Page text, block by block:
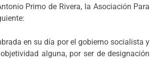
Primo de Rivera, la Asociación Para
en su día por el gobierno socialista y
alguna, por ser de designación